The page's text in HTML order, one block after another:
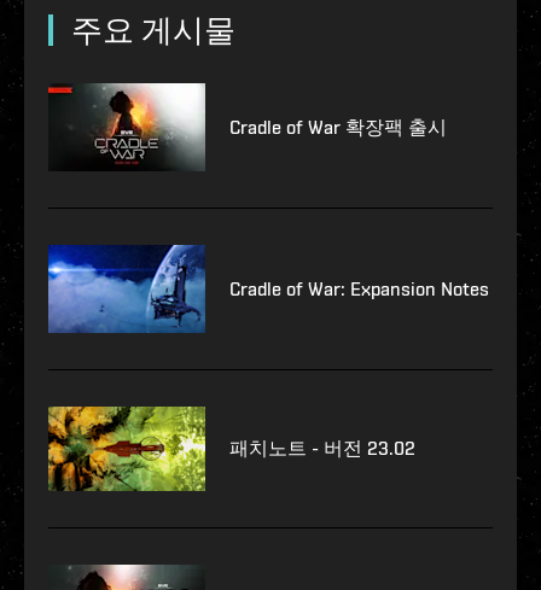
주요 게시물
Cradle of War 확장팩 출시
Cradle of War: Expansion Notes
패치노트 - 버전 23.02